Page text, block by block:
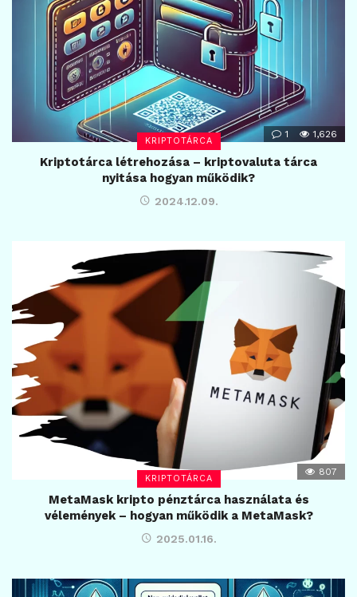
KRIPTOTÁRCA
1 1,626
Kriptotárca létrehozása – kriptovaluta tárca
nyitása hogyan működik?
2024.12.09.
KRIPTOTÁRCA
807
MetaMask kripto pénztárca használata és
vélemények – hogyan működik a MetaMask?
2025.01.16.